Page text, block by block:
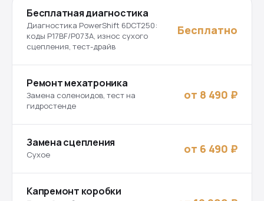
Бесплатная диагностика
Диагностика PowerShift 6DCT250:
коды P17BF/P073A, износ сухого
сцепления, тест-драйв
Бесплатно
Ремонт мехатроника
Замена соленоидов, тест на
гидростенде
от 8 490 ₽
Замена сцепления
Сухое от 6 490 ₽
Капремонт коробки